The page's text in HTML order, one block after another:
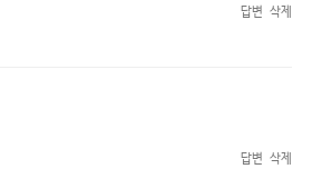
답변 삭제
답변 삭제